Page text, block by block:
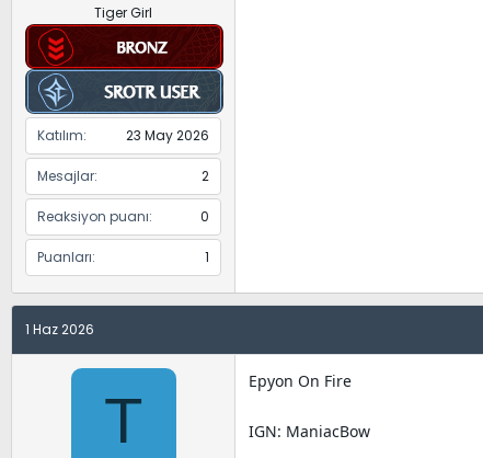
Tiger Girl
Katılım 23 May 2026
Mesajlar 2
Reaksiyon puanı 0
Puanları 1
1 Haz 2026
T
Epyon On Fire
IGN: ManiacBow